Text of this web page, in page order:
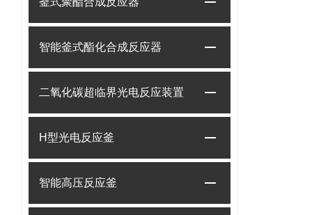
智能釜式酯化合成反应器
二氧化碳超临界光电反应装置
H型光电反应釜
智能高压反应釜